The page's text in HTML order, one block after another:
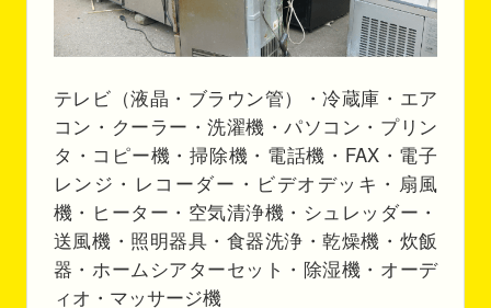
テレビ（液晶・ブラウン管）・冷蔵庫・エア
コン・クーラー・洗濯機・パソコン・プリン
タ・コピー機・掃除機・電話機・FAX・電子
レンジ・レコーダー・ビデオデッキ・扇風
機・ヒーター・空気清浄機・シュレッダー・
送風機・照明器具・食器洗浄・乾燥機・炊飯
器・ホームシアターセット・除湿機・オーデ
ィオ・マッサージ機